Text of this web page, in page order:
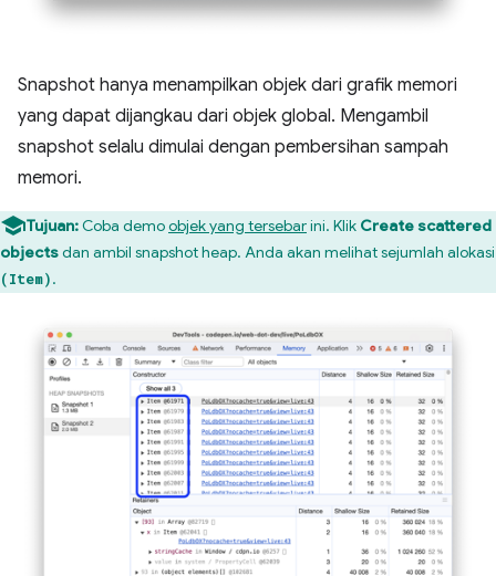
Snapshot hanya menampilkan objek dari grafik memori
yang dapat dijangkau dari objek global. Mengambil
snapshot selalu dimulai dengan pembersihan sampah
memori.
Tujuan:Coba demoobjek yang tersebarini. Klik Create scattered
objectsdan ambil snapshot heap. Anda akan melihat sejumlah alokasi
(Item).